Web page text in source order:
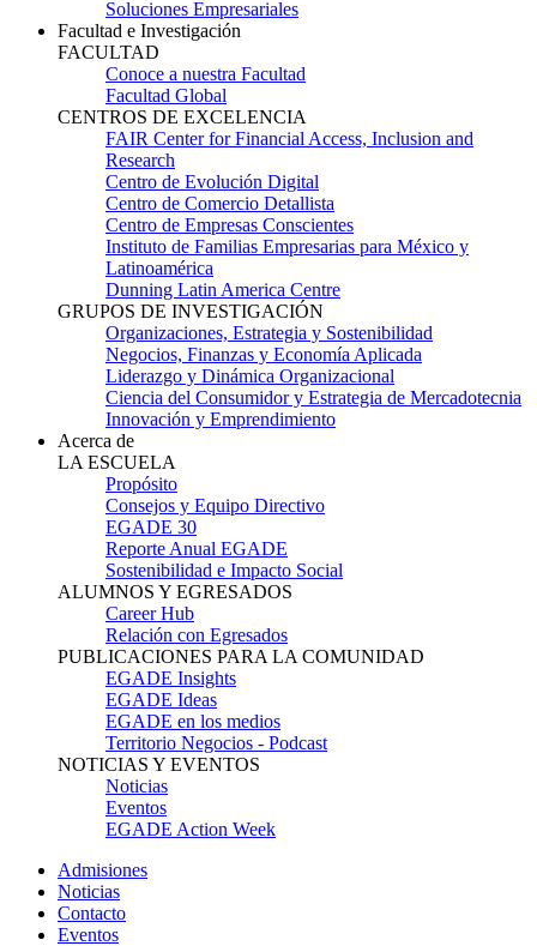
Soluciones Empresariales
Facultad e Investigación
FACULTAD
Conoce a nuestra Facultad
Facultad Global
CENTROS DE EXCELENCIA
FAIR Center for Financial Access, Inclusion and
Research
Centro de Evolución Digital
Centro de Comercio Detallista
Centro de Empresas Conscientes
Instituto de Familias Empresarias para México y
Latinoamérica
Dunning Latin America Centre
GRUPOS DE INVESTIGACIÓN
Organizaciones, Estrategia y Sostenibilidad
Negocios, Finanzas y Economía Aplicada
Liderazgo y Dinámica Organizacional
Ciencia del Consumidor y Estrategia de Mercadotecnia
Innovación y Emprendimiento
Acerca de
LA ESCUELA
Propósito
Consejos y Equipo Directivo
EGADE 30
Reporte Anual EGADE
Sostenibilidad e Impacto Social
ALUMNOS Y EGRESADOS
Career Hub
Relación con Egresados
PUBLICACIONES PARA LA COMUNIDAD
EGADE Insights
EGADE Ideas
EGADE en los medios
Territorio Negocios - Podcast
NOTICIAS Y EVENTOS
Noticias
Eventos
EGADE Action Week
Admisiones
Noticias
Contacto
Eventos